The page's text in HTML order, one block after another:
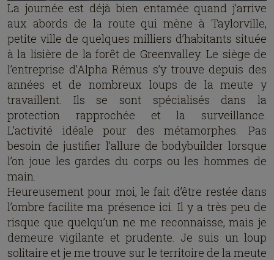
La journée est déjà bien entamée quand j’arrive
aux abords de la route qui mène à Taylorville,
petite ville de quelques milliers d’habitants située
à la lisière de la forêt de Greenvalley. Le siège de
l’entreprise d’Alpha Rémus s’y trouve depuis des
années et de nombreux loups de la meute y
travaillent. Ils se sont spécialisés dans la
protection rapprochée et la surveillance.
L’activité idéale pour des métamorphes. Pas
besoin de justifier l’allure de bodybuilder lorsque
l’on joue les gardes du corps ou les hommes de
main.
Heureusement pour moi, le fait d’être restée dans
l’ombre facilite ma présence ici. Il y a très peu de
risque que quelqu’un ne me reconnaisse, mais je
demeure vigilante et prudente. Je suis un loup
solitaire et je me trouve sur le territoire de la meute